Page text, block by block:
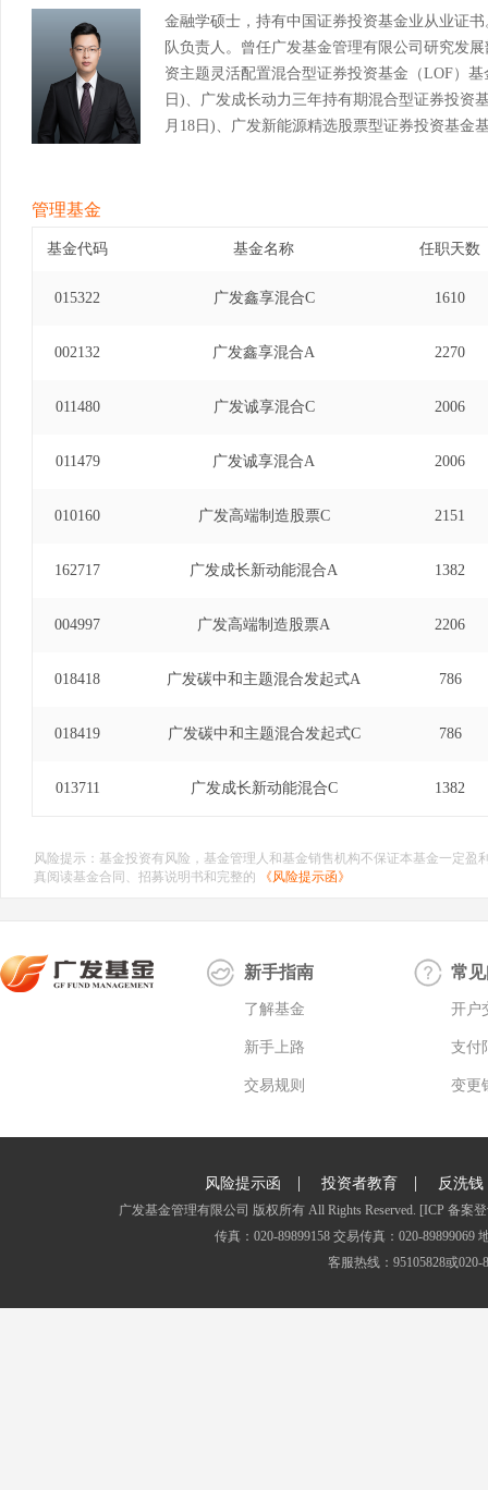
金融学硕士，持有中国证券投资基金业从业证
队负责人。曾任广发基金管理有限公司研究发
资主题灵活配置混合型证券投资基金（LOF）基
日)、广发成长动力三年持有期混合型证券投资
月18日)、广发新能源精选股票型证券投资基金
管理基金
基金代码 基金名称 任职天数
015322 广发鑫享混合C 1610
002132 广发鑫享混合A 2270
011480 广发诚享混合C 2006
011479 广发诚享混合A 2006
010160 广发高端制造股票C 2151
162717 广发成长新动能混合A 1382
004997 广发高端制造股票A 2206
018418 广发碳中和主题混合发起式A 786
018419 广发碳中和主题混合发起式C 786
013711 广发成长新动能混合C 1382
风险提示：基金投资有风险，基金管理人和基金销售机构不保证本基金一定
真阅读基金合同、招募说明书和完整的
《风险提示函》
新手指南
了解基金
新手上路
交易规则
常
开户
支付
变更
风险提示函 | 投资者教育 | 反洗钱
广发基金管理有限公司 版权所有 All Rights Reserved. [ICP 备案
传真：020-89899158 交易传真：020-
客服热线：95105828或020-